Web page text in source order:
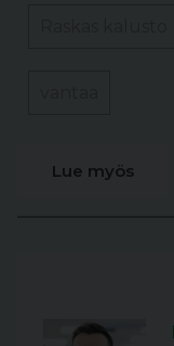
Lue myös